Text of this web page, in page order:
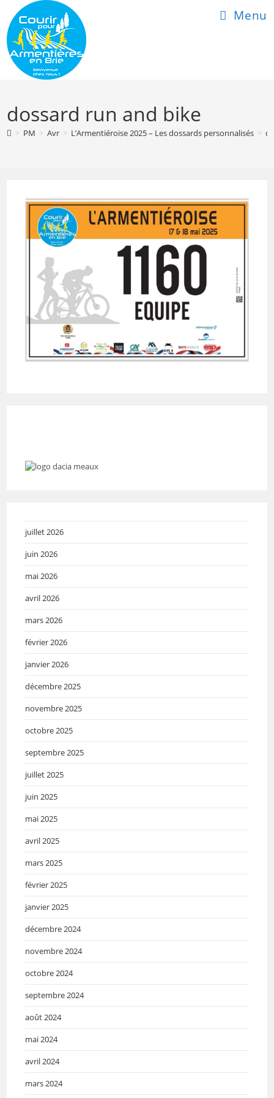
content
Menu
dossard run and bike
> PM > Avr > L’Armentiéroise 2025 – Les dossards personnalisés >
juillet 2026
juin 2026
mai 2026
avril 2026
mars 2026
février 2026
janvier 2026
décembre 2025
novembre 2025
octobre 2025
septembre 2025
juillet 2025
juin 2025
mai 2025
avril 2025
mars 2025
février 2025
janvier 2025
décembre 2024
novembre 2024
octobre 2024
septembre 2024
août 2024
mai 2024
avril 2024
mars 2024